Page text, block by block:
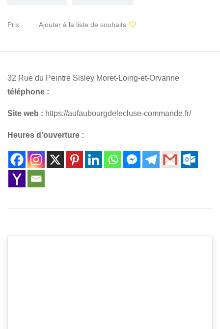
Prix Ajouter à la liste de souhaits
32 Rue du Peintre Sisley Moret-Loing-et-Orvanne
téléphone :
Site web : https://aufaubourgdelecluse-commande.fr/
Heures d’ouverture :